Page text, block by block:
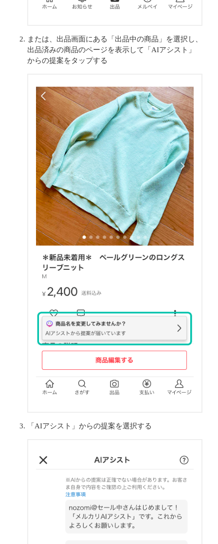
または、出品画面にある「出品中の商品」を選択し、
出品済みの商品のページを表示して「AIアシスト」
からの提案をタップする
「AIアシスト」からの提案を選択する